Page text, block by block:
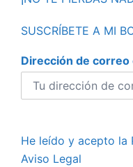
SUSCRÍBETE A MI
Dirección de
He leído y acepto la
Aviso Legal